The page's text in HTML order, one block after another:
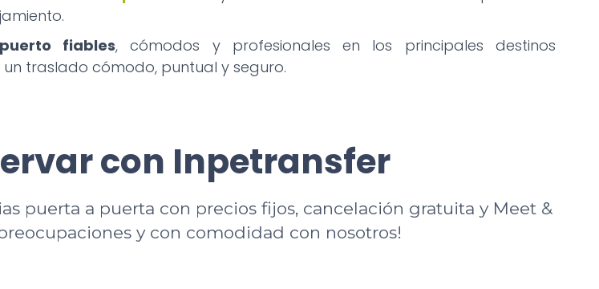
fiables, cómodos y profesionales en los principales destinos
traslado cómodo, puntual y seguro.
con Inpetransfer
puerta a puerta con precios fijos, cancelación gratuita y Meet &
y con comodidad con nosotros!